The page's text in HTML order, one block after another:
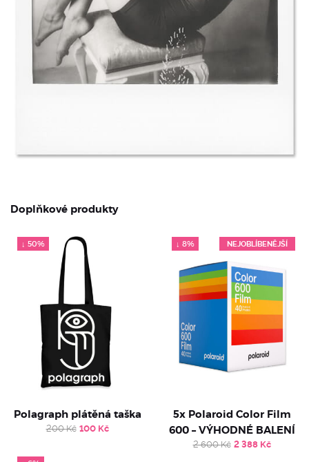
Doplňkové produkty
↓ 50%
Polagraph plátěná taška
200Kč Original
100 KčCurrent
NEJOBLÍBENĚJŠÍ
↓ 8%
5x Polaroid Color Film
600 – VÝHODNÉ BALENÍ
2 600Kč Original
2 388 KčCurrent